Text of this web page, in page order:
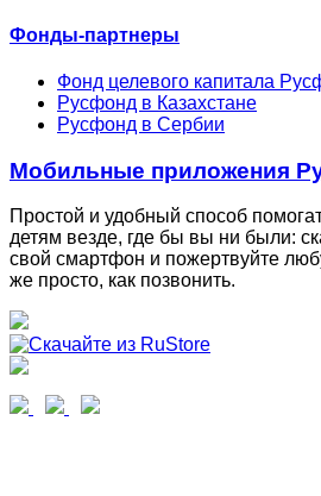
Фонды-партнеры
Фонд целевого капитала
Русфонд в Казахстане
Русфонд в Сербии
Мобильные приложения
Простой и удобный способ
детям везде, где бы вы ни были:
свой смартфон и пожертвуйте
же просто, как позвонить.